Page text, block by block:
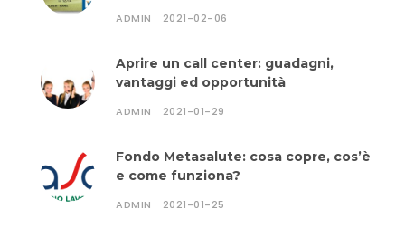
ADMIN 2021-02-06
Aprire un call center: guadagni,
vantaggi ed opportunità
ADMIN 2021-01-29
Fondo Metasalute: cosa copre, cos’è
e come funziona?
ADMIN 2021-01-25